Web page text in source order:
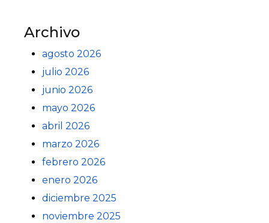
Archivo
agosto 2026
julio 2026
junio 2026
mayo 2026
abril 2026
marzo 2026
febrero 2026
enero 2026
diciembre 2025
noviembre 2025